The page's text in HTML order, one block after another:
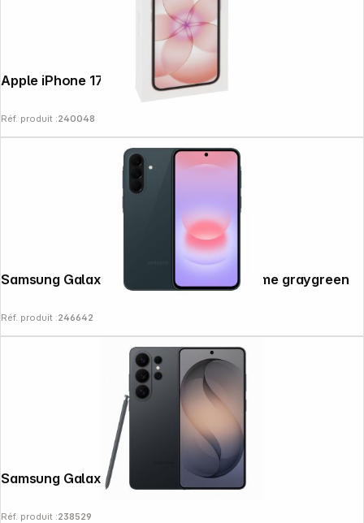
Apple iPhone 17e (512GB) rose pâle
Réf. produit :240048
Samsung Galaxy A37 5G (128GB) awesome graygreen
Réf. produit :246642
Réf. produit :238529